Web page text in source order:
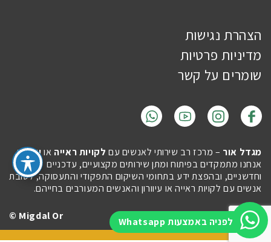
לפניה באמצעות Whatsapp
הצהרת נגישות
מדיניות פרטיות
שומרים על קשר
מגדל אור – מרכז רב שירותי לאנשים עם לקויות ראייה אועיוורון.
אנחנו מתמקדים בפיתוח ומתן שירותים מקצועיים, עדכניים
וחדשניים, ובהפצת ידע בתחומי השיקום התפקודי והתעסוקה, לטובת
אנשים עם לקויות ראייה או עיוורון והאנשים המעורבים בחייהם.
Imaginet
Migdal Or ©